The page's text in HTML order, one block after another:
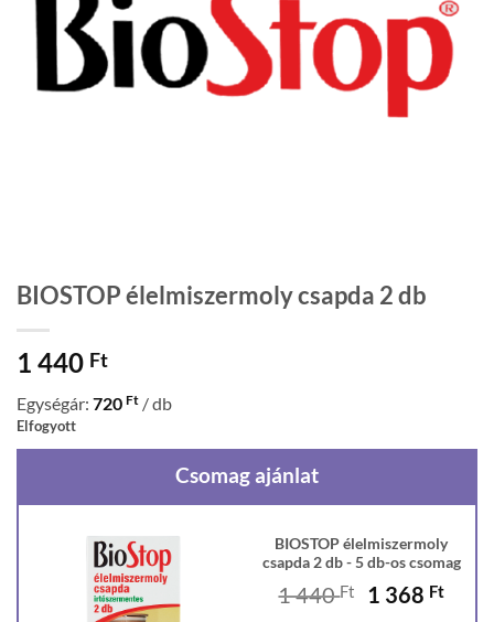
BIOSTOP élelmiszermoly csapda 2 db
1 440 Ft
Egységár: 720 Ft / db
Elfogyott
Csomag ajánlat
BIOSTOP élelmiszermoly
csapda 2 db - 5 db-os csomag
1 440Ft
Original
1 368 Ft